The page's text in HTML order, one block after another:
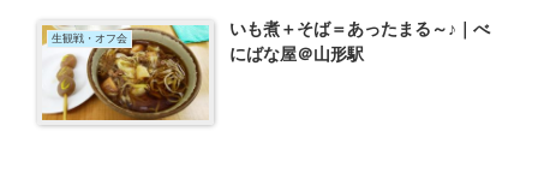
生観戦・オフ会
いも煮＋そば＝あったまる～♪｜べ
にばな屋＠山形駅